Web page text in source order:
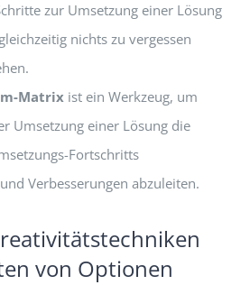
zur Umsetzung einer Lösung
nichts zu vergessen
Matrixist ein Werkzeug, um
Umsetzung einer Lösung die
Fortschritts
Verbesserungen abzuleiten.
von Optionen